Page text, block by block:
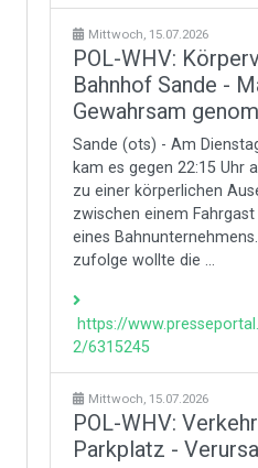
Mittwoch, 15.07.2026
POL-WHV:
Bahnhof Sande -
Gewahrsam
Sande (ots) - Am
kam es gegen 22:15 Uhr
zu einer körperlichen
zwischen einem
eines
zufolge wollte die ...
https://
2/6315245
Mittwoch, 15.07.2026
POL-WHV:
Parkplatz -